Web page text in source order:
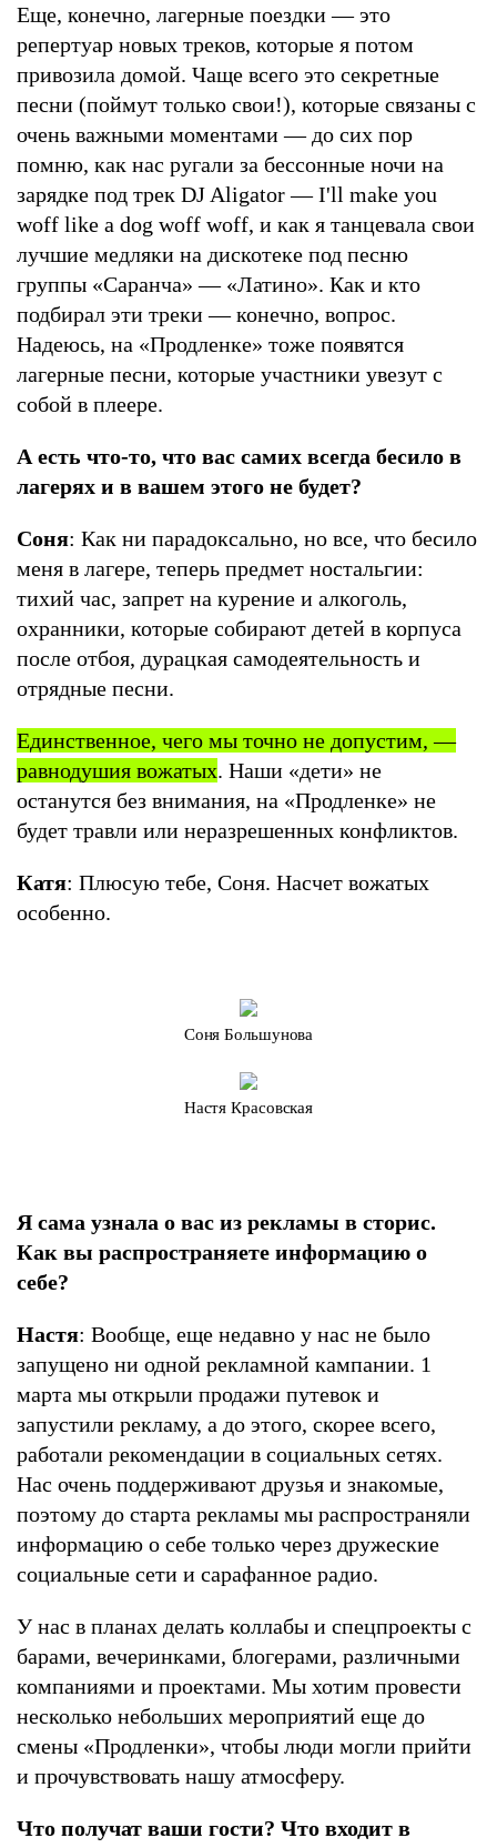
Еще, конечно, лагерные поездки — это
репертуар новых треков, которые я потом
привозила домой. Чаще всего это секретные
песни (поймут только свои!), которые связаны с
очень важными моментами — до сих пор
помню, как нас ругали за бессонные ночи на
зарядке под трек DJ Aligator — I'll make you
woff like a dog woff woff, и как я танцевала свои
лучшие медляки на дискотеке под песню
группы «Саранча» — «Латино». Как и кто
подбирал эти треки — конечно, вопрос.
Надеюсь, на «Продленке» тоже появятся
лагерные песни, которые участники увезут с
собой в плеере.
А есть что-то, что вас самих всегда бесило в
лагерях и в вашем этого не будет?
Соня: Как ни парадоксально, но все, что бесило
меня в лагере, теперь предмет ностальгии:
тихий час, запрет на курение и алкоголь,
охранники, которые собирают детей в корпуса
после отбоя, дурацкая самодеятельность и
отрядные песни.
Единственное, чего мы точно не допустим, —
равнодушия вожатых. Наши «дети» не
останутся без внимания, на «Продленке» не
будет травли или неразрешенных конфликтов.
Катя: Плюсую тебе, Соня. Насчет вожатых
особенно.
Соня Большунова
Настя Красовская
Я сама узнала о вас из рекламы в сторис.
Как вы распространяете информацию о
себе?
Настя: Вообще, еще недавно у нас не было
запущено ни одной рекламной кампании. 1
марта мы открыли продажи путевок и
запустили рекламу, а до этого, скорее всего,
работали рекомендации в социальных сетях.
Нас очень поддерживают друзья и знакомые,
поэтому до старта рекламы мы распространяли
информацию о себе только через дружеские
социальные сети и сарафанное радио.
У нас в планах делать коллабы и спецпроекты с
барами, вечеринками, блогерами, различными
компаниями и проектами. Мы хотим провести
несколько небольших мероприятий еще до
смены «Продленки», чтобы люди могли прийти
и прочувствовать нашу атмосферу.
Что получат ваши гости? Что входит в